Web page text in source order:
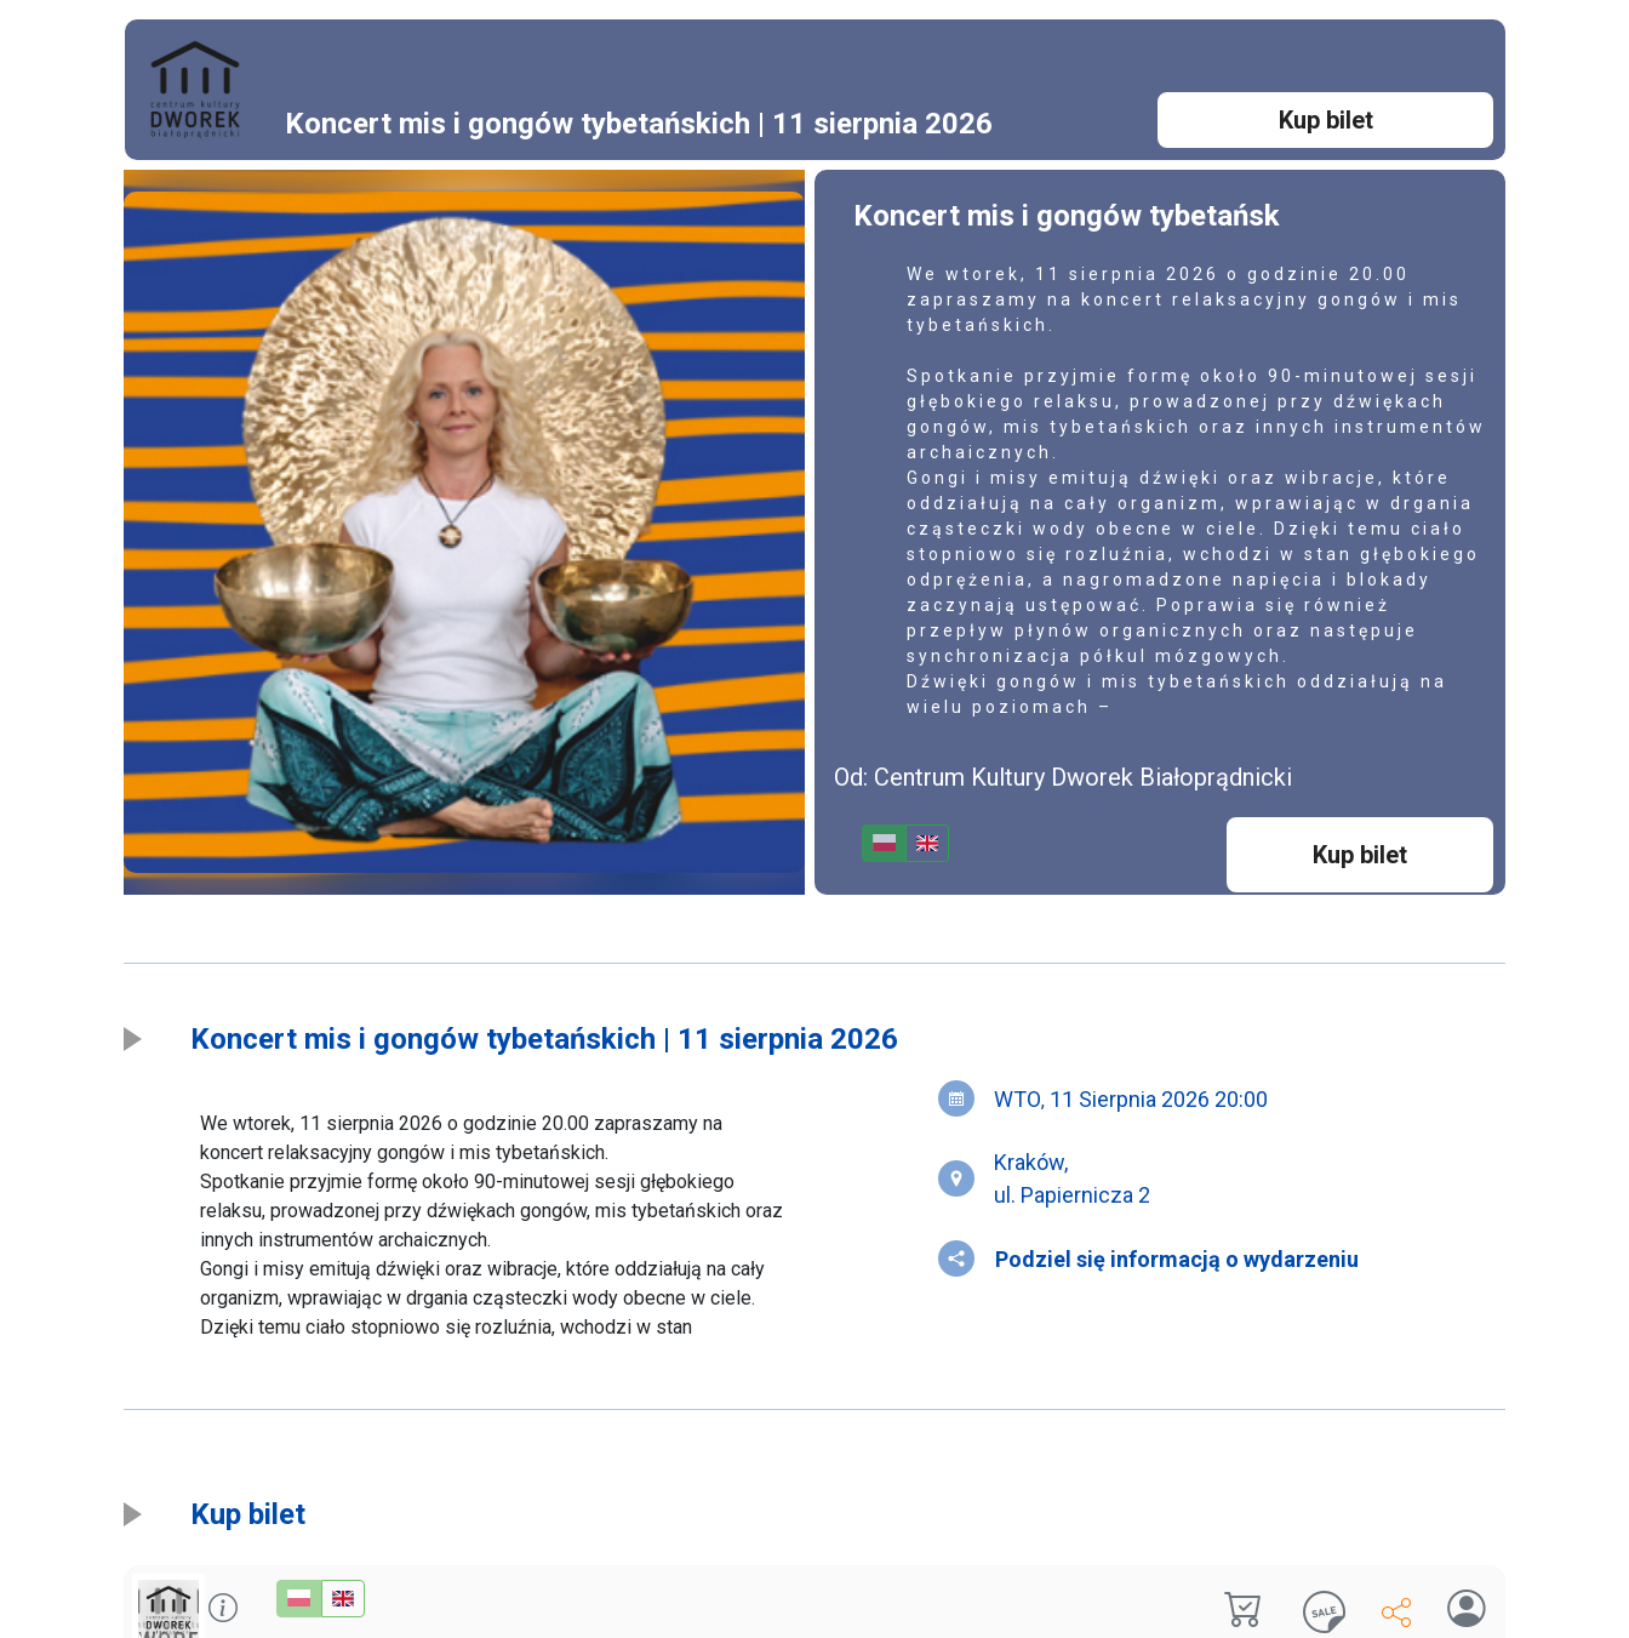
Koncert mis i gongów tybetańskich | 11 sierpnia 2026 Kup bilet
Koncert mis i gongów tybetańsk
We wtorek, 11 sierpnia 2026 o godzinie 20.00
zapraszamy na koncert relaksacyjny gongów i mis
tybetańskich.
Spotkanie przyjmie formę około 90-minutowej sesji
głębokiego relaksu, prowadzonej przy dźwiękach
gongów, mis tybetańskich oraz innych instrumentów
archaicznych.
Gongi i misy emitują dźwięki oraz wibracje, które
oddziałują na cały organizm, wprawiając w drgania
cząsteczki wody obecne w ciele. Dzięki temu ciało
stopniowo się rozluźnia, wchodzi w stan głębokiego
odprężenia, a nagromadzone napięcia i blokady
zaczynają ustępować. Poprawia się również
przepływ płynów organicznych oraz następuje
synchronizacja półkul mózgowych.
Dźwięki gongów i mis tybetańskich oddziałują na
wielu poziomach –
Od: Centrum Kultury Dworek Białoprądnicki
Kup bilet
Koncert mis i gongów tybetańskich | 11 sierpnia 2026
We wtorek, 11 sierpnia 2026 o godzinie 20.00 zapraszamy na
koncert relaksacyjny gongów i mis tybetańskich.
Spotkanie przyjmie formę około 90-minutowej sesji głębokiego
relaksu, prowadzonej przy dźwiękach gongów, mis tybetańskich oraz
innych instrumentów archaicznych.
Gongi i misy emitują dźwięki oraz wibracje, które oddziałują na cały
organizm, wprawiając w drgania cząsteczki wody obecne w ciele.
Dzięki temu ciało stopniowo się rozluźnia, wchodzi w stan
oraz następuje synchronizacja półkul mózgowych.
częstotliwości przyrody, której jesteśmy częścią. Wchodząc w
rezonans z ludzkim ciałem, mogą uruchamiać naturalne procesy
oczyszczeniu i wewnętrznej harmonii.
WTO, 11 Sierpnia 2026 20:00
Kraków,
ul. Papiernicza 2
Podziel się informacją o wydarzeniu
Kup bilet